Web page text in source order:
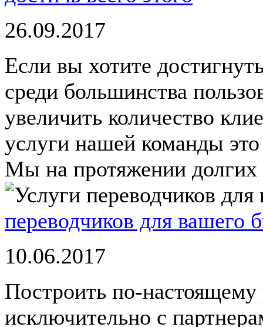
26.09.2017
Если вы хотите
среди большинства
увеличить количество
услуги нашей команды
Мы на протяжении долгих
переводчиков для вашего
10.06.2017
Построить по-
исключительно с